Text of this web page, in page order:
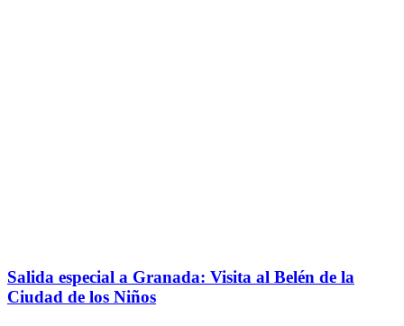
Salida especial a Granada: Visita al Belén de la
Ciudad de los Niños